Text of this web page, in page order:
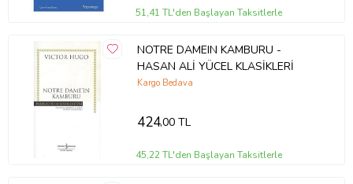
51,41 TL'den Başlayan Taksitlerle
NOTRE DAMEIN KAMBURU -
HASAN ALİ YÜCEL KLASİKLERİ
Kargo Bedava
424,00 TL
45,22 TL'den Başlayan Taksitlerle